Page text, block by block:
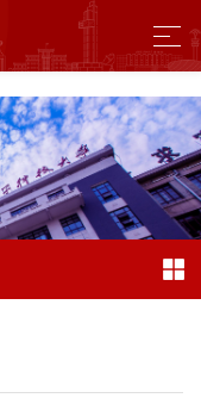
来(中国区)